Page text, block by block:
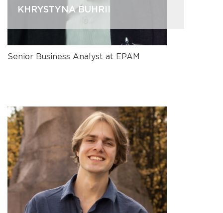
KHRYSTYNA BUHRII
Senior Business Analyst at EPAM